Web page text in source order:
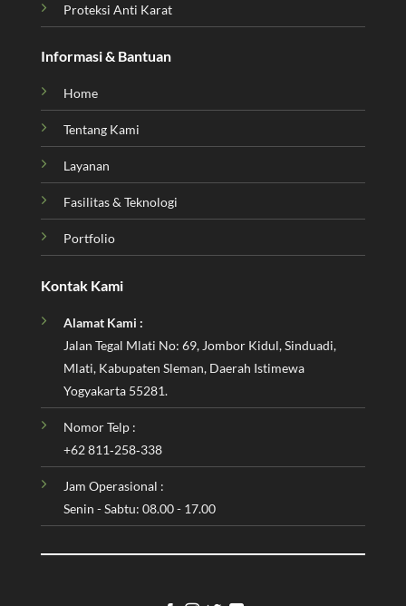
Proteksi Anti Karat
Informasi & Bantuan
Home
Tentang Kami
Layanan
Fasilitas & Teknologi
Portfolio
Kontak Kami
Alamat Kami :
Jalan Tegal Mlati No: 69, Jombor Kidul, Sinduadi,
Mlati, Kabupaten Sleman, Daerah Istimewa
Yogyakarta 55281.
Nomor Telp :
‪+62 811‑258‑338‬
Jam Operasional :
Senin - Sabtu: 08.00 - 17.00